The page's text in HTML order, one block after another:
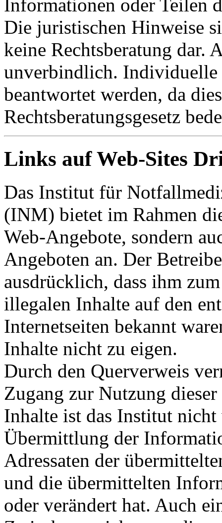
Informationen oder Teilen
Die juristischen Hinweise
keine Rechtsberatung dar.
unverbindlich. Individuelle
beantwortet werden, da
Rechtsberatungsgesetz
Links auf Web-Sites
Das Institut für
(INM) bietet im Rahmen
Web-Angebote, sondern
Angeboten an. Der
ausdrücklich, dass ihm
illegalen Inhalte auf den
Internetseiten bekannt
Inhalte nicht zu eigen.
Durch den Querverweis
Zugang zur Nutzung
Inhalte ist das Institut
Übermittlung der
Adressaten der
und die übermittelten
oder verändert hat. Auch